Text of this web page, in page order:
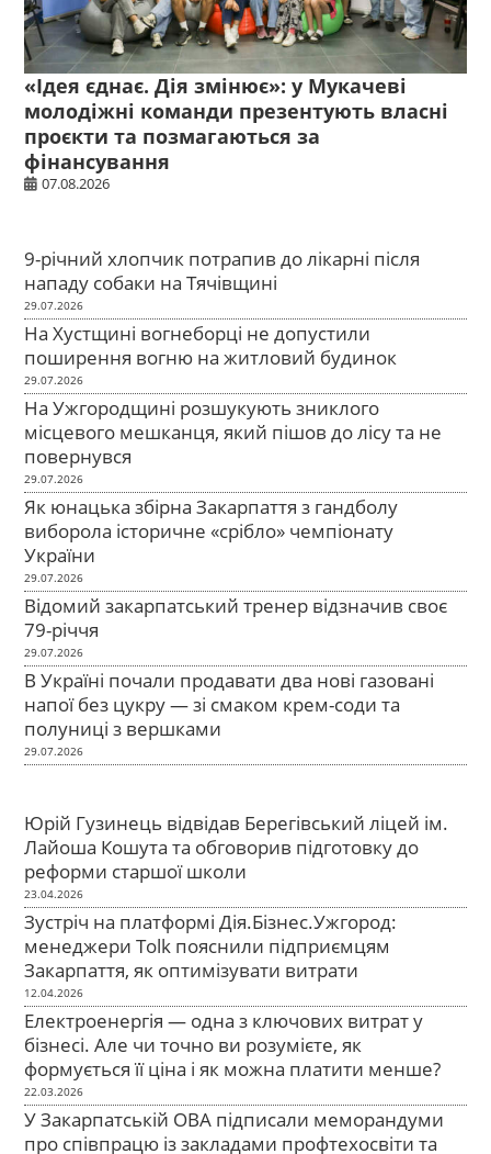
«Ідея єднає. Дія змінює»: у Мукачеві
молодіжні команди презентують власні
проєкти та позмагаються за
фінансування
07.08.2026
9-річний хлопчик потрапив до лікарні після
нападу собаки на Тячівщині
29.07.2026
На Хустщині вогнеборці не допустили
поширення вогню на житловий будинок
29.07.2026
На Ужгородщині розшукують зниклого
місцевого мешканця, який пішов до лісу та не
повернувся
29.07.2026
Як юнацька збірна Закарпаття з гандболу
виборола історичне «срібло» чемпіонату
України
29.07.2026
Відомий закарпатський тренер відзначив своє
79-річчя
29.07.2026
В Україні почали продавати два нові газовані
напої без цукру — зі смаком крем-соди та
полуниці з вершками
29.07.2026
Юрій Гузинець відвідав Берегівський ліцей ім.
Лайоша Кошута та обговорив підготовку до
реформи старшої школи
23.04.2026
Зустріч на платформі Дія.Бізнес.Ужгород:
менеджери Tolk пояснили підприємцям
Закарпаття, як оптимізувати витрати
12.04.2026
Електроенергія — одна з ключових витрат у
бізнесі. Але чи точно ви розумієте, як
формується її ціна і як можна платити менше?
22.03.2026
У Закарпатській ОВА підписали меморандуми
про співпрацю із закладами профтехосвіти та